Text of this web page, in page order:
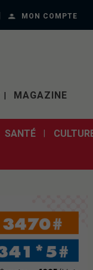
MON COMPTE
MAGAZINE
SANTÉ